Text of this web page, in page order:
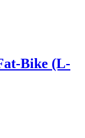
Bike (L-